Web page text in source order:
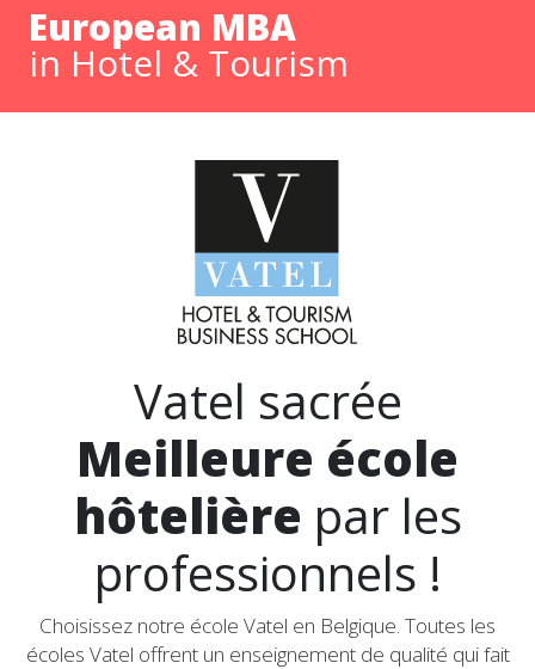
European MBA
in Hotel & Tourism
Vatel sacrée
Meilleure école
hôtelière par les
professionnels !
Choisissez notre école Vatel en Belgique. Toutes les
écoles Vatel offrent un enseignement de qualité qui fait